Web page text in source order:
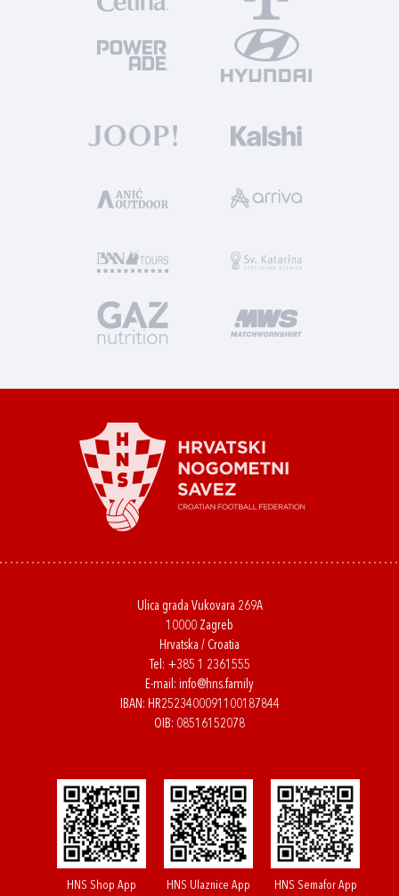
Ulica grada Vukovara 269A
10000 Zagreb
Hrvatska / Croatia
Tel: +385 1 2361555
E-mail: info@hns.family
IBAN: HR2523400091100187844
OIB: 08516152078
HNS Shop App HNS Ulaznice App HNS Semafor App